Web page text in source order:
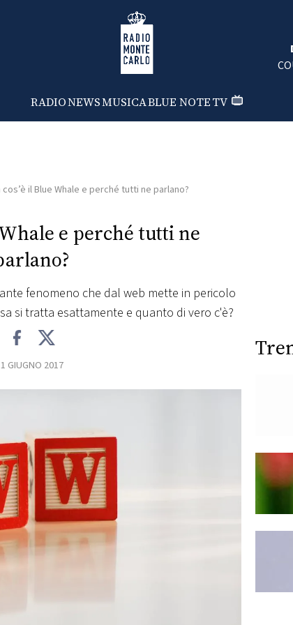
Radio Monte Carlo
RADIONEWSMUSICABLUE NOTETV
cos’è il Blue Whale e perché tutti ne parlano?
e perché tutti ne
fenomeno che dal web mette in pericolo
si tratta esattamente e quanto di vero c'è?
1 GIUGNO 2017